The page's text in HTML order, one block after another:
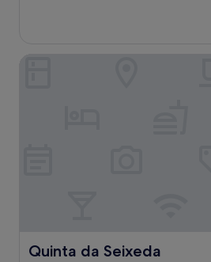
Quinta da Seixeda
Quinta da Seixeda